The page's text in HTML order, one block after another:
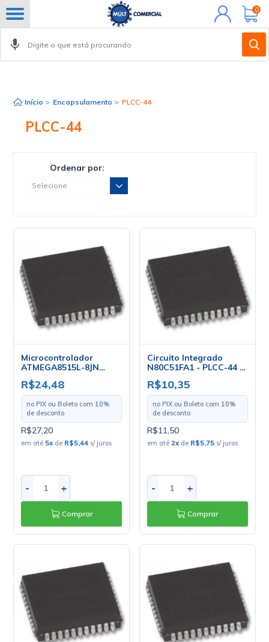
Minha
conta
0
Início > Encapsulamento > PLCC-44
PLCC-44
Ordenar por:
Microcontrolador
ATMEGA8515L-8JN
R$24,48
no PIX ou Boleto com 10%
de desconto
R$27,20
em até 5x de R$5,44 s/ juros
- +
Comprar
Circuito Integrado
N80C51FA1 - PLCC-44 -
Intel - Cód. Loja 1148
R$10,35
no PIX ou Boleto com 10%
de desconto
R$11,50
em até 2x de R$5,75 s/ juros
- +
Comprar